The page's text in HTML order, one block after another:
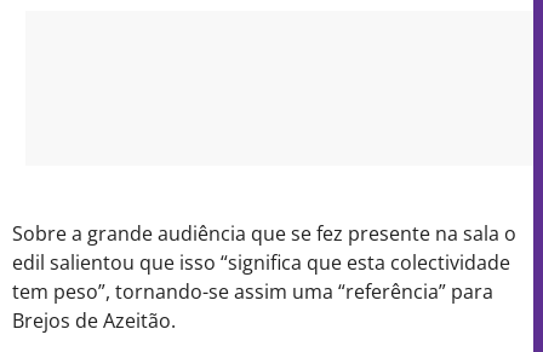
Sobre a grande audiência que se fez presente na sala o
edil salientou que isso “significa que esta colectividade
tem peso”, tornando-se assim uma “referência” para
Brejos de Azeitão.